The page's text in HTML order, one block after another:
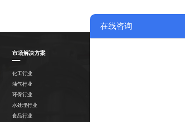
市场解决方案
化工行业
油气行业
环保行业
水处理行业
食品行业